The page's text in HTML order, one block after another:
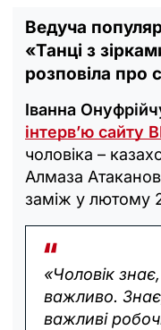
Ведуча
«Танці з
розповіла про
Іванна
інтерв’ю сайту
чоловіка –
Алмаза
заміж у лютому
«Чоловік
важливо.
важливі